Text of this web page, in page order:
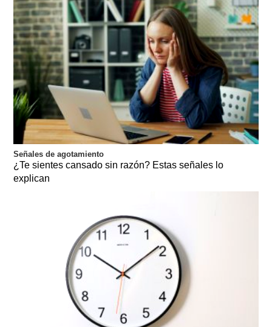
Señales de agotamiento
¿Te sientes cansado sin razón? Estas señales lo
explican